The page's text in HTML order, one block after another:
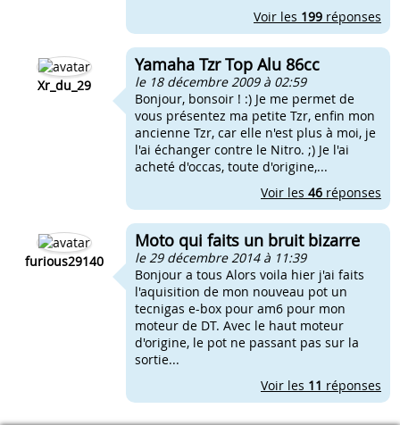
Voir les 199 réponses
Xr_du_29
Yamaha Tzr Top Alu 86cc
le 18 décembre 2009 à 02:59
Bonjour, bonsoir ! :) Je me permet de
vous présentez ma petite Tzr, enfin mon
ancienne Tzr, car elle n'est plus à moi, je
l'ai échanger contre le Nitro. ;) Je l'ai
acheté d'occas, toute d'origine,...
Voir les 46 réponses
furious29140
Moto qui faits un bruit bizarre
le 29 décembre 2014 à 11:39
Bonjour a tous Alors voila hier j'ai faits
l'aquisition de mon nouveau pot un
tecnigas e-box pour am6 pour mon
moteur de DT. Avec le haut moteur
d'origine, le pot ne passant pas sur la
sortie...
Voir les 11 réponses